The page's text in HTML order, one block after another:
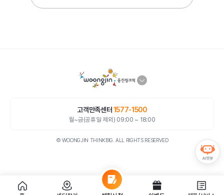
고객만족센터 1577-1500
월~금(공휴일 제외) 09:00 ~ 18:00
© WOONGJIN THINKBIG. ALL RIGHTS RESERVED